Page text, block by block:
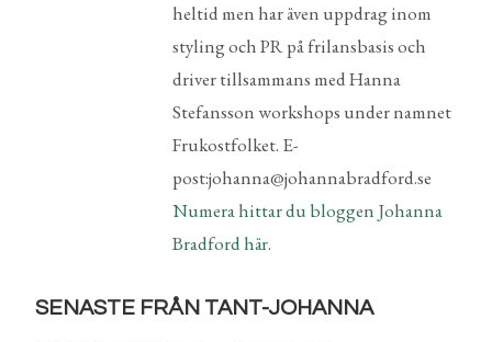
heltid men har även uppdrag inom
styling och PR på frilansbasis och
driver tillsammans med Hanna
Stefansson workshops under namnet
Frukostfolket. E-
post:johanna@johannabradford.se
Numera hittar du bloggen Johanna
Bradford här.
SENASTE FRÅN TANT-JOHANNA